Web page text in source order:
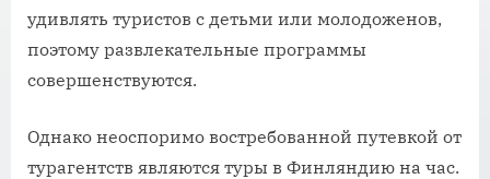
удивлять туристов с детьми или молодоженов,
поэтому развлекательные программы
совершенствуются.
Однако неоспоримо востребованной путевкой от
турагентств являются туры в Финляндию на час.